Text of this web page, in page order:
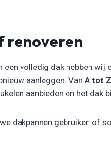
renoveren
volledig dak hebben
aanleggen. Van A tot Z
aanbieden en het
dakpannen gebruiken of